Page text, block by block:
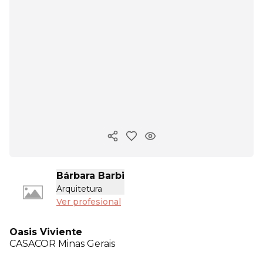
Copiar enlace
Bárbara Barbi
Arquitetura
Ver profesional
Oasis Viviente
CASACOR Minas Gerais